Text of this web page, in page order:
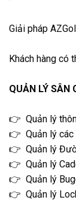
Giải pháp
Khách hàng có
QUẢN LÝ SÂN
👉 Quản lý
👉 Quản lý các
👉 Quản lý
👉 Quản lý
👉 Quản lý
👉 Quản lý